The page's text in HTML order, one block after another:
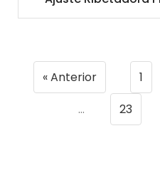
« Anterior 1
…
23